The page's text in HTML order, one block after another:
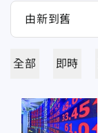
全部 即時